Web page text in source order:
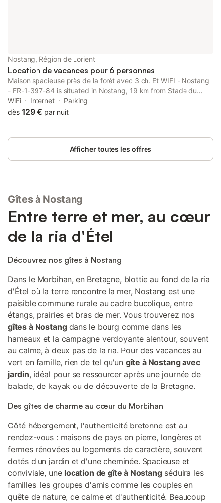
pré fleuri pour protéger les abeilles non inclus, doit être réservé
lors de la réservation: Linge de lit (premier jeu) 13.0 EUR Bo
Nostang, Région de Lorient
Location de vacances pour 6 personnes
Maison spacieuse près de la forêt avec 3 ch. Et WIFI - Nostang
- FR-1-397-84 is situated in Nostang, 19 km from Stade du
Moustoir, 21 km from Lorient Train Station, as well as 22 km from
Plouharnel Train Station.
WiFi Internet
Parking
dès 129 € par nuit
Afficher toutes les offres
Gîtes à Nostang
Entre terre et mer, au cœur
de la ria d'Étel
Découvrez nos gîtes à Nostang
Dans le Morbihan, en Bretagne, blottie au fond de la ria
d'Étel où la terre rencontre la mer, Nostang est une
paisible commune rurale au cadre bucolique, entre
étangs, prairies et bras de mer. Vous trouverez nos
gîtes à Nostangdans le bourg comme dans les
hameaux et la campagne verdoyante alentour, souvent
au calme, à deux pas de la ria. Pour des vacances au
vert en famille, rien de tel qu'un gîte à Nostang avec
jardin, idéal pour se ressourcer après une journée de
balade, de kayak ou de découverte de la Bretagne.
Des gîtes de charme au cœur du Morbihan
Côté hébergement, l'authenticité bretonne est au
rendez-vous : maisons de pays en pierre, longères et
fermes rénovées ou logements de caractère, souvent
dotés d'un jardin et d'une cheminée. Spacieuse et
conviviale, une location de gîte à Nostangséduira les
familles, les groupes d'amis comme les couples en
quête de nature, de calme et d'authenticité. Beaucoup